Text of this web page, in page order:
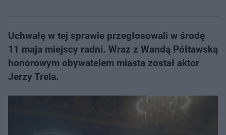
Uchwałę w tej sprawie przegłosowali w środę
11 maja miejscy radni. Wraz z Wandą Półtawską
honorowym obywatelem miasta został aktor
Jerzy Trela.